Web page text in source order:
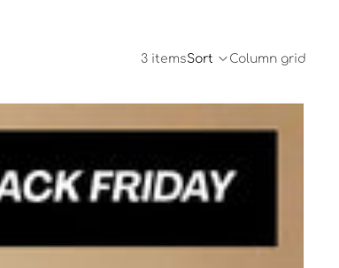
3 itemsSort Column grid